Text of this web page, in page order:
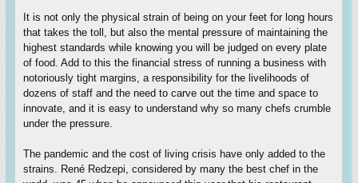
It is not only the physical strain of being on your feet for long hours
that takes the toll, but also the mental pressure of maintaining the
highest standards while knowing you will be judged on every plate
of food. Add to this the financial stress of running a business with
notoriously tight margins, a responsibility for the livelihoods of
dozens of staff and the need to carve out the time and space to
innovate, and it is easy to understand why so many chefs crumble
under the pressure.
The pandemic and the cost of living crisis have only added to the
strains. René Redzepi, considered by many the best chef in the